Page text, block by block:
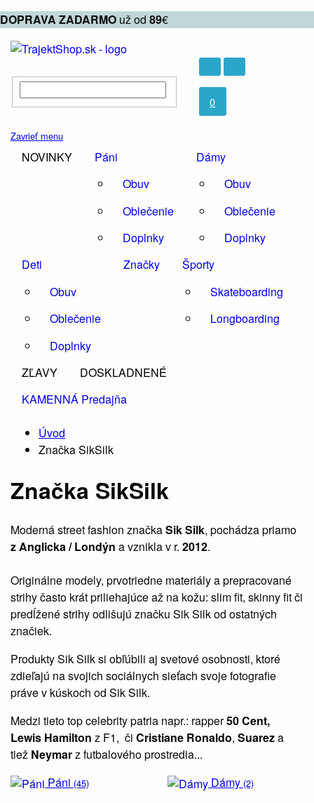
DOPRAVA ZADARMO už od 89€
0
Zavrieť menu
NOVINKY
Páni
Obuv
Oblečenie
Doplnky
Dámy
Obuv
Oblečenie
Doplnky
Deti
Obuv
Oblečenie
Doplnky
Značky
Športy
Skateboarding
Longboarding
ZĽAVY
DOSKLADNENÉ
KAMENNÁ Predajňa
Úvod
Značka SikSilk
Značka SikSilk
Moderná street fashion značkaSik Silk, pochádza priamo
z Anglicka / Londýn a vznikla v r. 2012.
Originálne modely, prvotriedne materiály a prepracované
strihy často krát priliehajúce až na kožu: slim fit, skinny fit či
predĺžené strihy odlišujú značku Sik Silk od ostatných
značiek.
Produkty Sik Silk si obľúbili aj svetové osobnosti, ktoré
zdieľajú na svojich sociálnych sieťach svoje fotografie
práve v kúskoch od Sik Silk.
Medzi tieto top celebrity patria napr.: rapper50 Cent,
Lewis Hamilton z F1, či Cristiane Ronaldo, Suareza
tiež Neymarz futbalového prostredia...
Páni (45) Dámy (2)